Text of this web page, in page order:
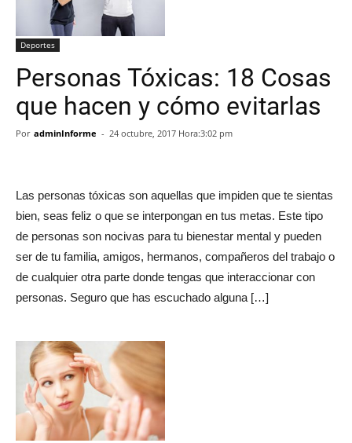
Deportes
Personas Tóxicas: 18 Cosas
que hacen y cómo evitarlas
Por adminInforme - 24 octubre, 2017 Hora:3:02 pm
Las personas tóxicas son aquellas que impiden que te sientas
bien, seas feliz o que se interpongan en tus metas. Este tipo
de personas son nocivas para tu bienestar mental y pueden
ser de tu familia, amigos, hermanos, compañeros del trabajo o
de cualquier otra parte donde tengas que interaccionar con
personas. Seguro que has escuchado alguna […]